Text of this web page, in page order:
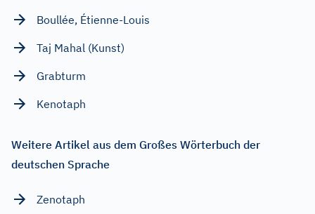
Boullée, Étienne-Louis
Taj Mahal (Kunst)
Grabturm
Kenotaph
Weitere Artikel aus dem Großes Wörterbuch der
deutschen Sprache
Zenotaph